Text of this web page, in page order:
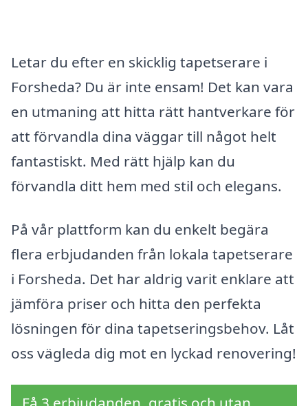
Letar du efter en skicklig tapetserare i
Forsheda? Du är inte ensam! Det kan vara
en utmaning att hitta rätt hantverkare för
att förvandla dina väggar till något helt
fantastiskt. Med rätt hjälp kan du
förvandla ditt hem med stil och elegans.
På vår plattform kan du enkelt begära
flera erbjudanden från lokala tapetserare
i Forsheda. Det har aldrig varit enklare att
jämföra priser och hitta den perfekta
lösningen för dina tapetseringsbehov. Låt
oss vägleda dig mot en lyckad renovering!